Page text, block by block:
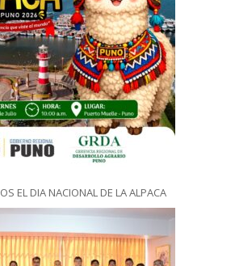
EL DIA NACIONAL DE LA ALPACA